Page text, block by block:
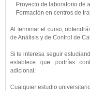
Proyecto de laboratorio de
Formación en centros de
Al terminar el curso,
de Análisis y de Control de
Si te interesa seguir
establece que podrías
adicional:
Cualquier estudio